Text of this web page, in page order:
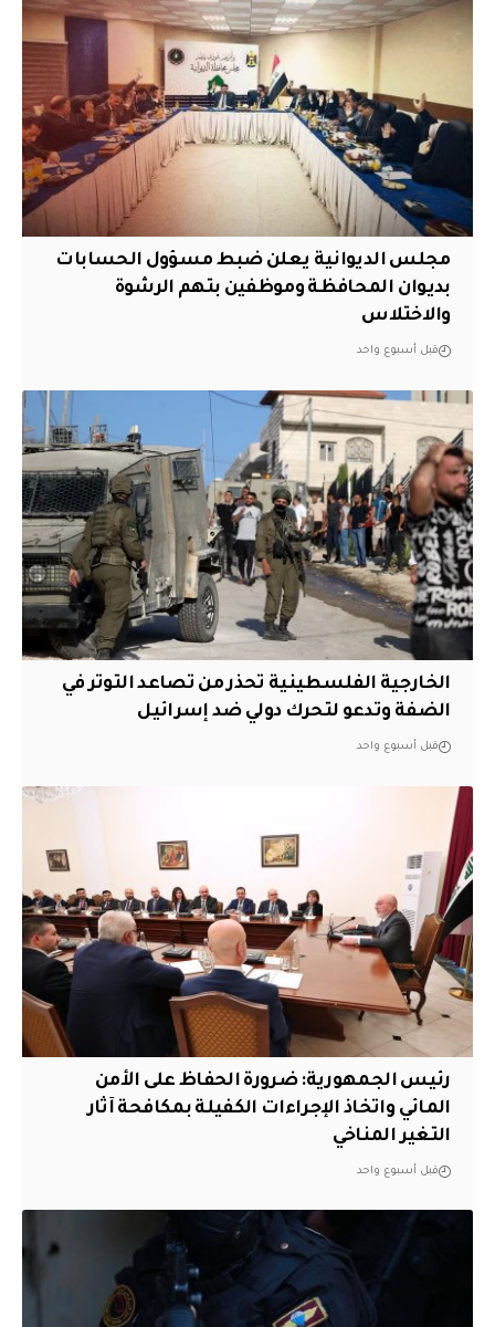
مجلس الديوانية يعلن ضبط مسؤول الحسابات
بديوان المحافظة وموظفين بتهم الرشوة
والاختلاس
قبل أسبوع واحد
الخارجية الفلسطينية تحذر من تصاعد التوتر في
الضفة وتدعو لتحرك دولي ضد إسرائيل
قبل أسبوع واحد
رئيس الجمهورية: ضرورة الحفاظ على الأمن
المائي واتخاذ الإجراءات الكفيلة بمكافحة آثار
التغير المناخي
قبل أسبوع واحد